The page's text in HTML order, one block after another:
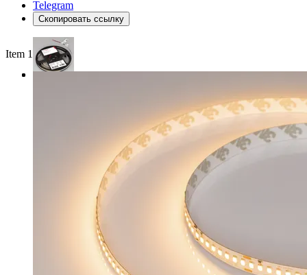
Telegram
Скопировать ссылку
Item 1 of 3